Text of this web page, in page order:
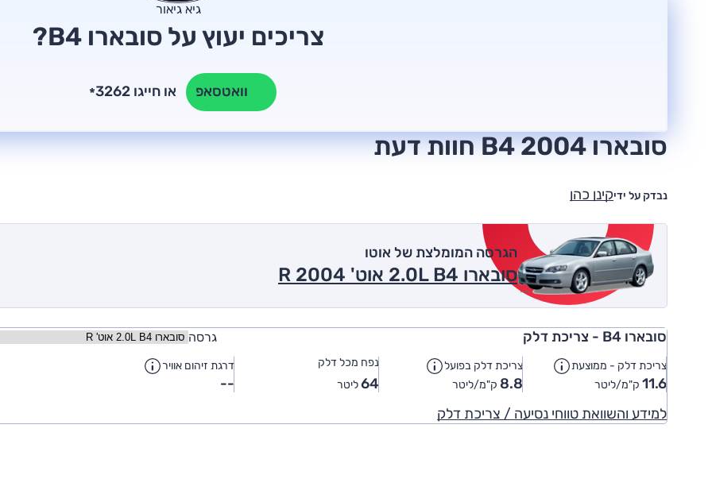
גיא גיאור
צריכים יעוץ על סובארו B4?
וואטסאפ * או חייגו 3262
סובארו B4 2004 חוות דעת
נבדק על ידיקינן כהן
הגרסה המומלצת של אוטו
סובארו 2.0L B4 אוט' R 2004
סובארו B4 - צריכת דלק גרסה
צריכת דלק - ממוצעת
11.6 ק"מ/ליטר
צריכת דלק בפועל
8.8 ק"מ/ליטר
נפח מכל דלק
64ליטר
דרגת זיהום אוויר
--
למידע והשוואת טווחי נסיעה / צריכת דלק